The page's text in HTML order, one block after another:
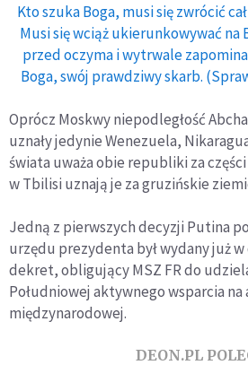
Kto szuka Boga, musi się zwrócić
Musi się wciąż ukierunkowywać na
przed oczyma i wytrwale
Boga, swój prawdziwy skarb.
Oprócz Moskwy niepodległość
uznały jedynie Wenezuela,
świata uważa obie republiki za
w Tbilisi uznają je za gruzińskie
Jedną z pierwszych decyzji Putina
urzędu prezydenta był wydany już
dekret, obligujący MSZ FR do
Południowej aktywnego wsparcia na
międzynarodowej.
DEON.PL